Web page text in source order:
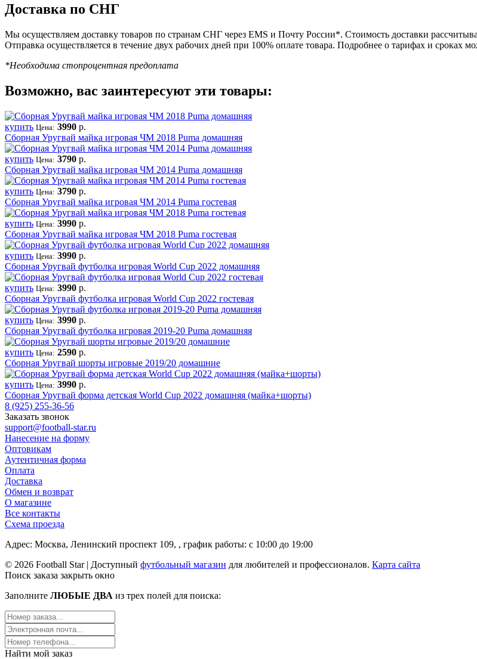
Доставка по СНГ
Мы осуществляем доставку товаров по странам СНГ через EMS и Почту России*. Стоимость доставки
Отправка осуществляется в течение двух рабочих дней при 100% оплате товара. Подробнее о тарифах и сроках
*Необходима стопроцентная предоплата
Возможно, вас заинтересуют эти товары:
купить Цена: 3990 р.
Сборная Уругвай майка игровая ЧМ 2018 Puma домашняя
купить Цена: 3790 р.
Сборная Уругвай майка игровая ЧМ 2014 Puma домашняя
купить Цена: 3790 р.
Сборная Уругвай майка игровая ЧМ 2014 Puma гостевая
купить Цена: 3990 р.
Сборная Уругвай майка игровая ЧМ 2018 Puma гостевая
купить Цена: 3990 р.
Сборная Уругвай футболка игровая World Cup 2022 домашняя
купить Цена: 3990 р.
Сборная Уругвай футболка игровая World Cup 2022 гостевая
купить Цена: 3990 р.
Сборная Уругвай футболка игровая 2019-20 Puma домашняя
купить Цена: 2590 р.
Сборная Уругвай шорты игровые 2019/20 домашние
купить Цена: 3990 р.
Сборная Уругвай форма детская World Cup 2022 домашняя (майка+шорты)
8 (925) 255-36-56
Заказать звонок
support@football-star.ru
Нанесение на форму
Оптовикам
Аутентичная форма
Оплата
Доставка
Обмен и возврат
О магазине
Все контакты
Схема проезда
Адрес: Москва, Ленинский проспект 109, , график работы: с 10:00 до 19:00
© 2026 Football Star | Доступный футбольный магазин для любителей и профессионалов. Карта сайта
Поиск заказа закрыть окно
Заполните ЛЮБЫЕ ДВА из трех полей для поиска:
Найти мой заказ